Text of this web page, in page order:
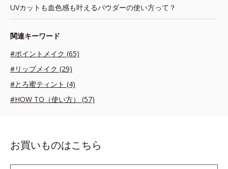
UVカットも血色感も叶えるパウダーの使い方って？
関連キーワード
#ポイントメイク (65)
#リップメイク (29)
#とろ蜜ティント (4)
#HOW TO（使い方） (57)
お買いものはこちら